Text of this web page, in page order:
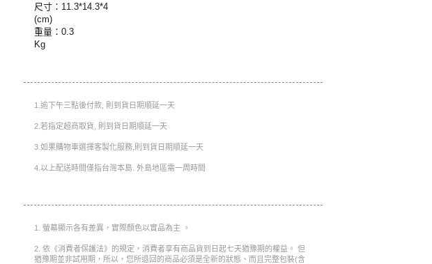
尺寸：11.3*14.3*4
(cm)
重量：0.3
Kg
1.逾下午三點後付款, 則到貨日期順延一天
2.若指定超商取貨, 則到貨日期順延一天
3.如果購物車選擇客製化服務,則到貨日期順延一天
4.以上配送時間僅指台灣本島. 外島地區需一周時間
1. 螢幕顯示各有差異，實際顏色以實品為主 。
2. 依《消費者保護法》的規定，消費者享有商品貨到日起七天猶豫期的權益。 但
猶豫期並非試用期，所以，您所退回的商品必須是全新的狀態、而且完整包裝(含